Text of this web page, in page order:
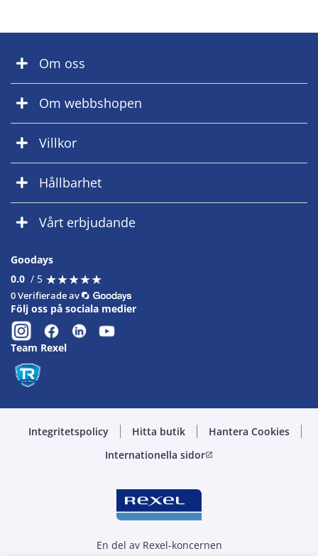
Om oss
Om webbshopen
Villkor
Hållbarhet
Vårt erbjudande
Goodays
0.0 / 5 ★★★★★
★★★★★
0 Verifierade av
Följ oss på sociala medier
Team Rexel
Integritetspolicy Hitta butik
Hantera Cookies
Internationella sidoropen_in_new
En del av Rexel-koncernen